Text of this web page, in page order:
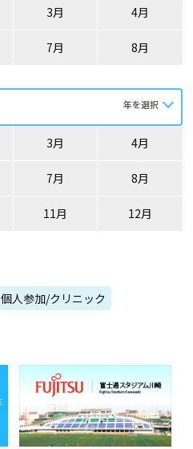
3月 4月
7月 8月
3月 4月
7月 8月
11月 12月
個人参加/クリニック